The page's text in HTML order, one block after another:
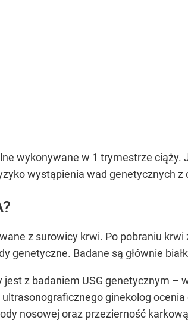
wykonywane w 1 trymestrze
wystąpienia wad genetycznych z
z surowicy krwi. Po pobraniu
genetyczne. Badane są głównie
jest z badaniem USG genetycznym
ginekolog
nosowej oraz przezierność